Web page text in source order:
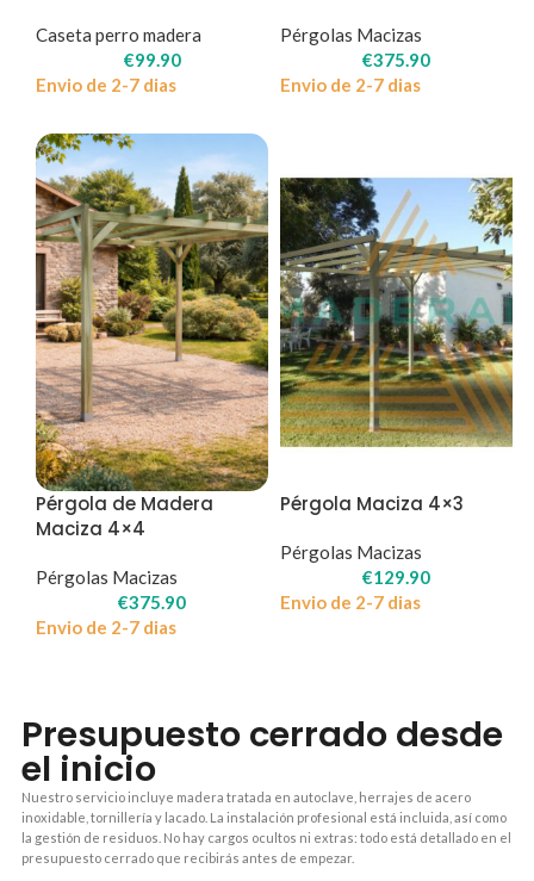
Caseta perro madera
€99.90
Envio de 2-7 dias
Pérgolas Macizas
€375.90
Envio de 2-7 dias
Pérgola de Madera
Maciza 4×4
Pérgolas Macizas
€375.90
Envio de 2-7 dias
Pérgola Maciza 4×3
Pérgolas Macizas
€129.90
Envio de 2-7 dias
Presupuesto cerrado desde
el inicio
Nuestro servicio incluye madera tratada en autoclave, herrajes de acero
inoxidable, tornillería y lacado. La instalación profesional está incluida, así como
la gestión de residuos. No hay cargos ocultos ni extras: todo está detallado en el
presupuesto cerrado que recibirás antes de empezar.